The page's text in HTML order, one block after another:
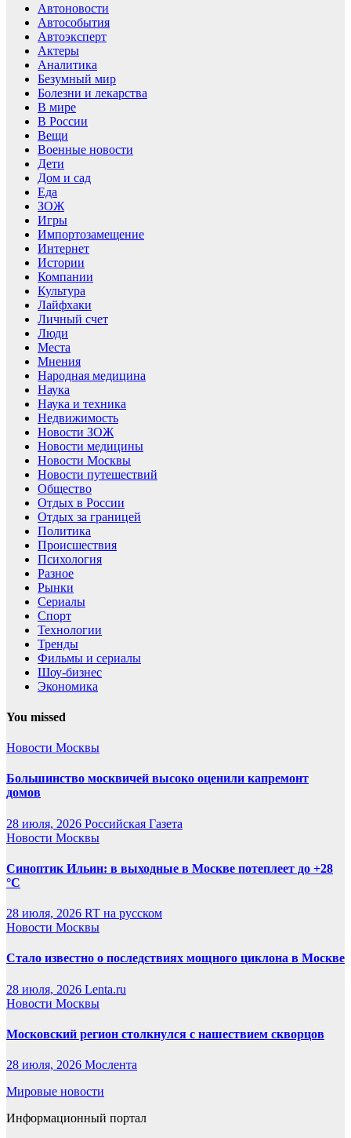
Автоновости
Автособытия
Автоэксперт
Актеры
Аналитика
Безумный мир
Болезни и лекарства
В мире
В России
Вещи
Военные новости
Дети
Дом и сад
Еда
ЗОЖ
Игры
Импортозамещение
Интернет
Истории
Компании
Культура
Лайфхаки
Личный счет
Люди
Места
Мнения
Народная медицина
Наука
Наука и техника
Недвижимость
Новости ЗОЖ
Новости медицины
Новости Москвы
Новости путешествий
Общество
Отдых в России
Отдых за границей
Политика
Происшествия
Психология
Разное
Рынки
Сериалы
Спорт
Технологии
Тренды
Фильмы и сериалы
Шоу-бизнес
Экономика
You missed
Новости Москвы
Большинство москвичей высоко оценили капремонт
домов
28 июля, 2026 Российская Газета
Новости Москвы
Синоптик Ильин: в выходные в Москве потеплеет до +28
°C
28 июля, 2026 RT на русском
Новости Москвы
Стало известно о последствиях мощного циклона в Москве
28 июля, 2026 Lenta.ru
Новости Москвы
Московский регион столкнулся с нашествием скворцов
28 июля, 2026 Мослента
Мировые новости
Информационный портал